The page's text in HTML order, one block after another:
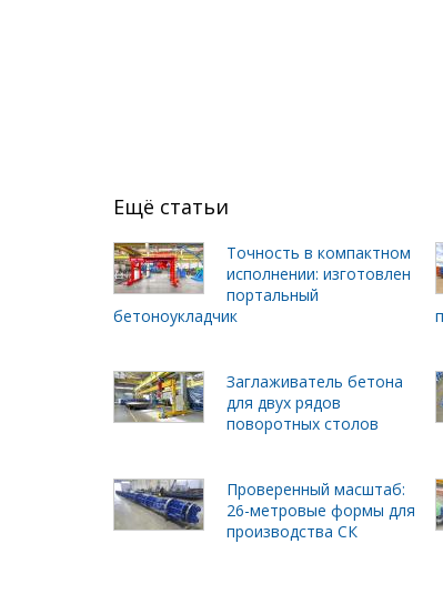
Ещё статьи
Точность в компактном
исполнении: изготовлен
портальный
бетоноукладчик
Заглаживатель бетона
для двух рядов
поворотных столов
Проверенный масштаб:
26-метровые формы для
производства СК